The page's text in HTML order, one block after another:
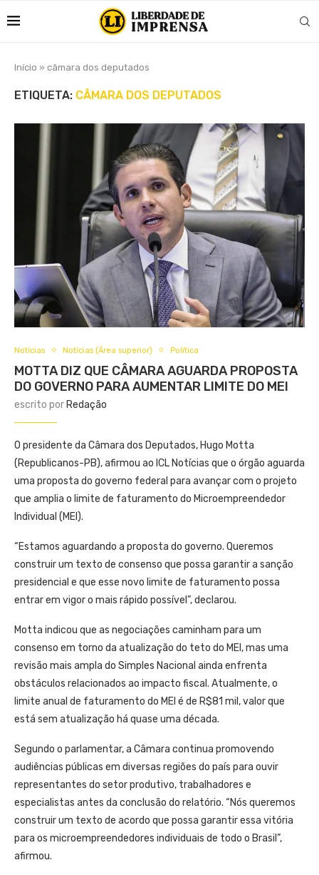
Início » câmara dos deputados
ETIQUETA: CÂMARA DOS DEPUTADOS
Notícias Notícias (Área superior) Política
MOTTA DIZ QUE CÂMARA AGUARDA PROPOSTA
DO GOVERNO PARA AUMENTAR LIMITE DO MEI
escrito por Redação
O presidente da Câmara dos Deputados, Hugo Motta
(Republicanos-PB), afirmou ao ICL Notícias que o órgão aguarda
uma proposta do governo federal para avançar com o projeto
que amplia o limite de faturamento do Microempreendedor
Individual (MEI).
“Estamos aguardando a proposta do governo. Queremos
construir um texto de consenso que possa garantir a sanção
presidencial e que esse novo limite de faturamento possa
entrar em vigor o mais rápido possível”, declarou.
Motta indicou que as negociações caminham para um
consenso em torno da atualização do teto do MEI, mas uma
revisão mais ampla do Simples Nacional ainda enfrenta
obstáculos relacionados ao impacto fiscal. Atualmente, o
limite anual de faturamento do MEI é de R$81 mil, valor que
está sem atualização há quase uma década.
Segundo o parlamentar, a Câmara continua promovendo
audiências públicas em diversas regiões do país para ouvir
representantes do setor produtivo, trabalhadores e
especialistas antes da conclusão do relatório. “Nós queremos
construir um texto de acordo que possa garantir essa vitória
para os microempreendedores individuais de todo o Brasil”,
afirmou.